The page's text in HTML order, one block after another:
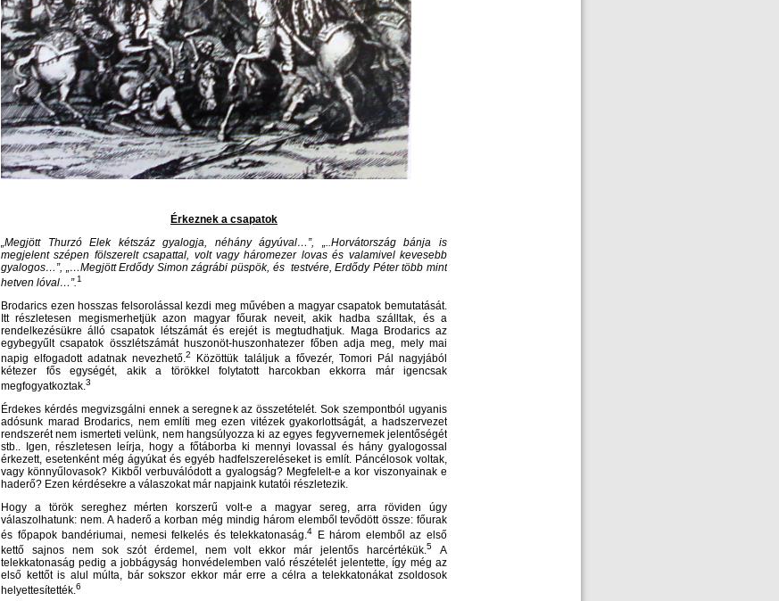
Érkeznek a csapatok
„Megjött Thurzó Elek kétszáz gyalogja, néhány ágyúval…”, „..Horvátország bánja is
megjelent szépen fölszerelt csapattal, volt vagy háromezer lovas és valamivel kevesebb
gyalogos…”, „…Megjött Erdődy Simon zágrábi püspök, és testvére, Erdődy Péter több mint
hetven lóval…”.1
Brodarics ezen hosszas felsorolással kezdi meg művében a magyar csapatok bemutatását.
Itt részletesen megismerhetjük azon magyar főurak neveit, akik hadba szálltak, és a
rendelkezésükre álló csapatok létszámát és erejét is megtudhatjuk. Maga Brodarics az
egybegyűlt csapatok összlétszámát huszonöt-huszonhatezer főben adja meg, mely mai
napig elfogadott adatnak nevezhető.2
Közöttük találjuk a fővezér, Tomori Pál nagyjából
kétezer fős egységét, akik a törökkel folytatott harcokban ekkorra már igencsak
megfogyatkoztak.3
Érdekes kérdés megvizsgálni ennek a seregnek az összetételét. Sok szempontból ugyanis
adósunk marad Brodarics, nem említi meg ezen vitézek gyakorlottságát, a hadszervezet
rendszerét nem ismerteti velünk, nem hangsúlyozza ki az egyes fegyvernemek jelentőségét
stb.. Igen, részletesen leírja, hogy a főtáborba ki mennyi lovassal és hány gyalogossal
érkezett, esetenként még ágyúkat és egyéb hadfelszereléseket is említ. Páncélosok voltak,
vagy könnyűlovasok? Kikből verbuválódott a gyalogság? Megfelelt-e a kor viszonyainak e
haderő? Ezen kérdésekre a válaszokat már napjaink kutatói részletezik.
Hogy a török sereghez mérten korszerű volt-e a magyar sereg, arra röviden úgy
válaszolhatunk: nem. A haderő a korban még mindig három elemből tevődött össze: főurak
és főpapok bandériumai, nemesi felkelés és telekkatonaság.4
E három elemből az első
kettő sajnos nem sok szót érdemel, nem volt ekkor már jelentős harcértékük.5
A
telekkatonaság pedig a jobbágyság honvédelemben való részételét jelentette, így még az
első kettőt is alul múlta, bár sokszor ekkor már erre a célra a telekkatonákat zsoldosok
helyettesítették.6